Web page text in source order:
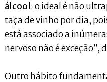
álcool: o ideal é não
taça de vinho por dia,
está associado a
nervoso não é exceção”,
Outro hábito